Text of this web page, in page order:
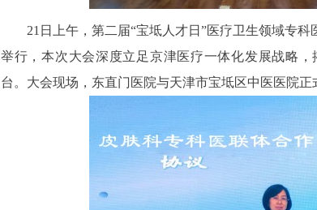
21日上午，第二届“宝坻人才日”医疗卫生领域专
举行，本次大会深度立足京津医疗一体化发展战略
台。大会现场，东直门医院与天津市宝坻区中医医院正